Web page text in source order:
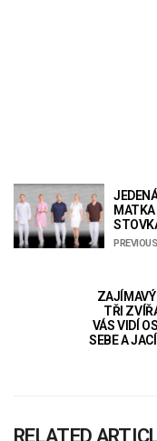
TŘI
VÁS VIDÍ
SEBE A
RELATED